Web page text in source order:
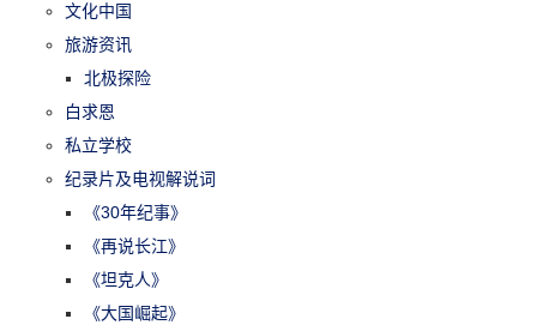
文化中国
旅游资讯
北极探险
白求恩
私立学校
纪录片及电视解说词
《30年纪事》
《再说长江》
《坦克人》
《大国崛起》